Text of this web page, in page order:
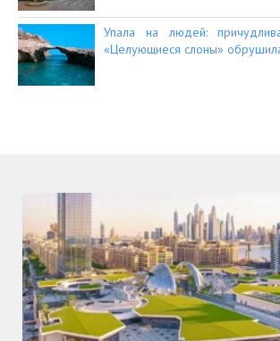
Упала на людей:
«Целующиеся слоны»